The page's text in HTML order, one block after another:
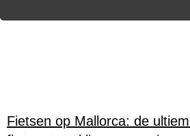
Fietsen op Mallorca: de